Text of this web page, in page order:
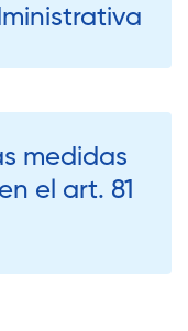
medidas
el art. 81